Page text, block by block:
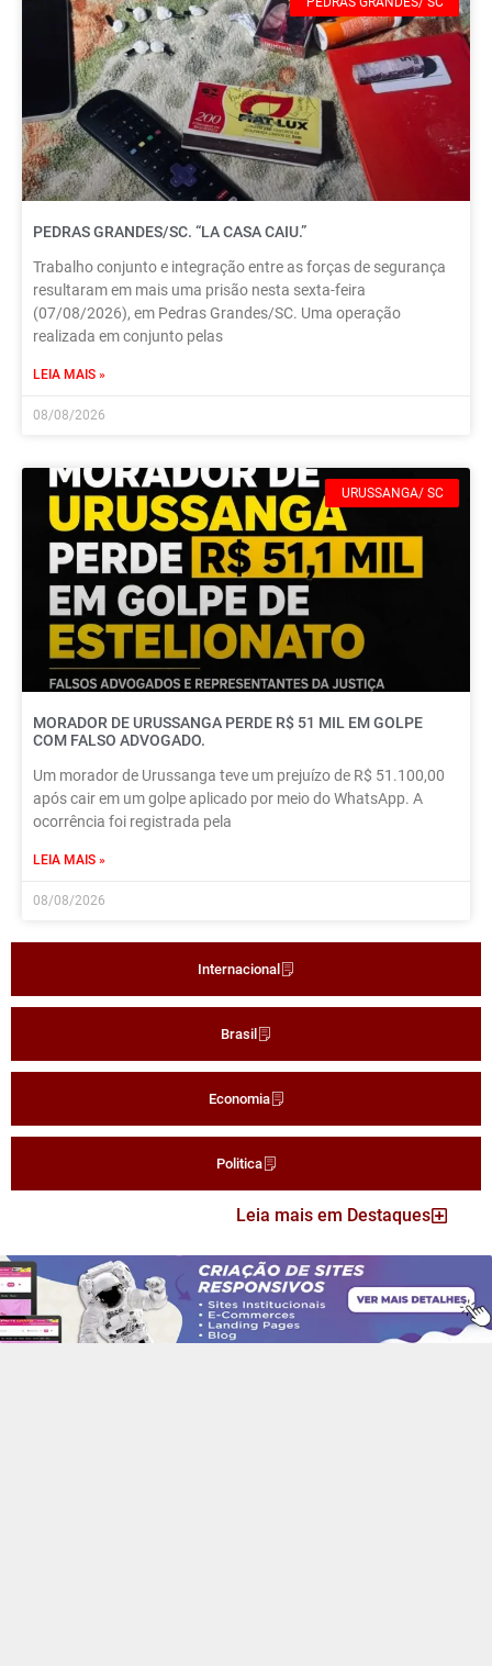
Internacional
Brasil
Economia
Politica
PEDRAS GRANDES/SC. “LA CASA CAIU.”
Trabalho conjunto e integração entre as forças de segurança
resultaram em mais uma prisão nesta sexta-feira
(07/08/2026), em Pedras Grandes/SC. Uma operação
realizada em conjunto pelas
LEIA MAIS »
08/08/2026
URUSSANGA/ SC
MORADOR DE URUSSANGA PERDE R$ 51 MIL EM GOLPE
COM FALSO ADVOGADO.
Um morador de Urussanga teve um prejuízo de R$ 51.100,00
após cair em um golpe aplicado por meio do WhatsApp. A
ocorrência foi registrada pela
LEIA MAIS »
08/08/2026
Leia mais em Destaques